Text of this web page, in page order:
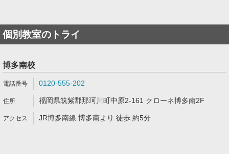
個別教室のトライ
博多南校
0120-555-202
福岡県筑紫郡那珂川町中原2-161 クローネ博多南2F
JR博多南線 博多南より 徒歩 約5分